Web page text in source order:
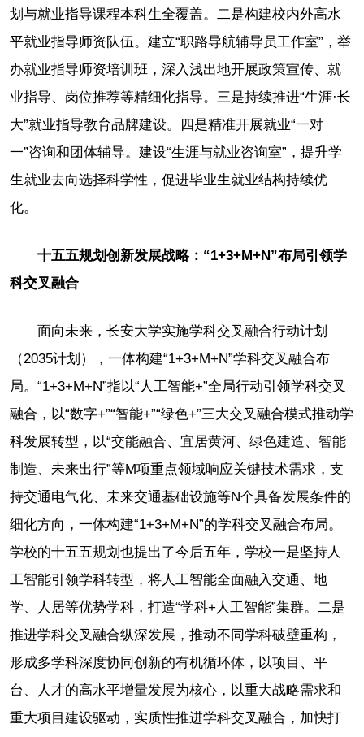
划与就业指导课程本科生全覆盖。二是构建校内外高水
平就业指导师资队伍。建立“职路导航辅导员工作室”，举
办就业指导师资培训班，深入浅出地开展政策宣传、就
业指导、岗位推荐等精细化指导。三是持续推进“生涯·长
大”就业指导教育品牌建设。四是精准开展就业“一对
一”咨询和团体辅导。建设“生涯与就业咨询室”，提升学
生就业去向选择科学性，促进毕业生就业结构持续优
化。
十五五规划创新发展战略：“1+3+M+N”布局引领学
科交叉融合
面向未来，长安大学实施学科交叉融合行动计划
（2035计划），一体构建“1+3+M+N”学科交叉融合布
局。“1+3+M+N”指以“人工智能+”全局行动引领学科交叉
融合，以“数字+”“智能+”“绿色+”三大交叉融合模式推动学
科发展转型，以“交能融合、宜居黄河、绿色建造、智能
制造、未来出行”等M项重点领域响应关键技术需求，支
持交通电气化、未来交通基础设施等N个具备发展条件的
细化方向，一体构建“1+3+M+N”的学科交叉融合布局。
学校的十五五规划也提出了今后五年，学校一是坚持人
工智能引领学科转型，将人工智能全面融入交通、地
学、人居等优势学科，打造“学科+人工智能”集群。二是
推进学科交叉融合纵深发展，推动不同学科破壁重构，
形成多学科深度协同创新的有机循环体，以项目、平
台、人才的高水平增量发展为核心，以重大战略需求和
重大项目建设驱动，实质性推进学科交叉融合，加快打